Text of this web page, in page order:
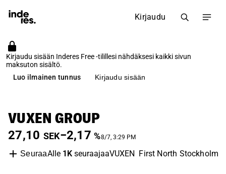
Kirjaudu
Kirjaudu sisään Inderes Free -tilillesi nähdäksesi kaikki sivun
maksuton sisältö.
Luo ilmainen tunnus
Kirjaudu sisään
VUXEN GROUP
27,10 SEK−2,17 %8/7, 3:29 PM
SeuraaAlle 1KseuraajaaVUXEN First North Stockholm